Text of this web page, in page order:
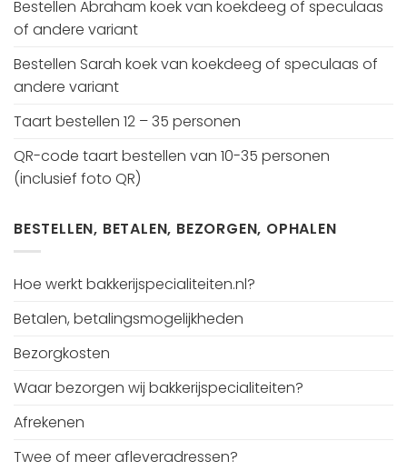
Bestellen Abraham koek van koekdeeg of speculaas
of andere variant
Bestellen Sarah koek van koekdeeg of speculaas of
andere variant
Taart bestellen 12 – 35 personen
QR-code taart bestellen van 10-35 personen
(inclusief foto QR)
BESTELLEN, BETALEN, BEZORGEN, OPHALEN
Hoe werkt bakkerijspecialiteiten.nl?
Betalen, betalingsmogelijkheden
Bezorgkosten
Waar bezorgen wij bakkerijspecialiteiten?
Afrekenen
Twee of meer afleveradressen?